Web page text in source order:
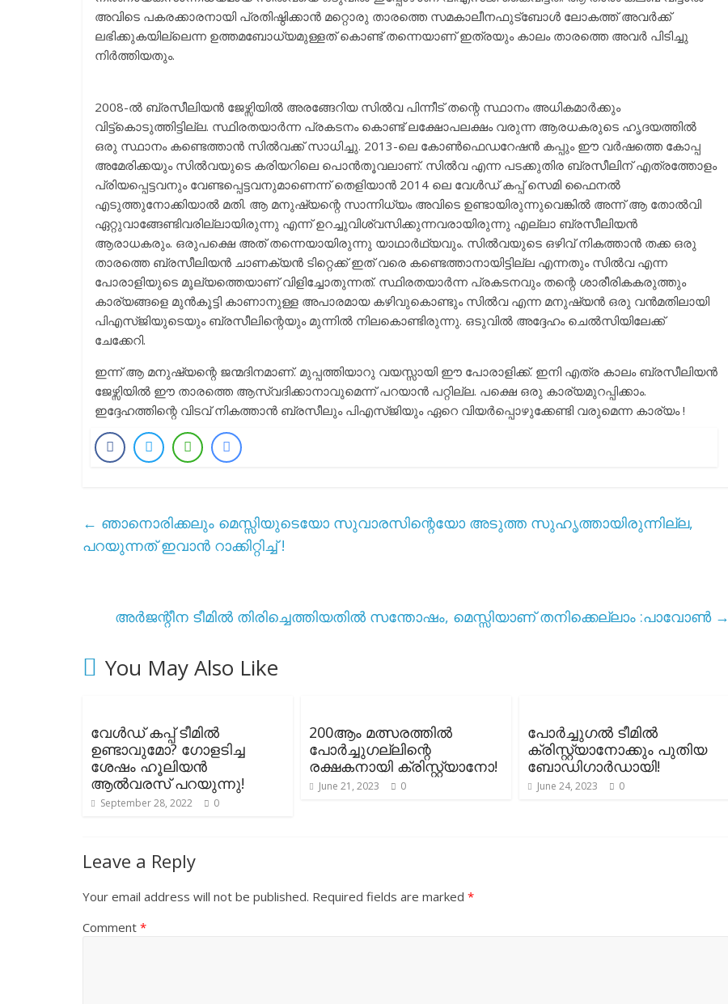
അവിടെ പകരക്കാരനായി പ്രതിഷ്ഠിക്കാൻ മറ്റൊരു താരത്തെ സമകാലീനഫുട്ബോൾ ലോകത്ത് അവർക്ക്
ലഭിക്കുകയില്ലെന്ന ഉത്തമബോധ്യമുള്ളത് കൊണ്ട് തന്നെയാണ് ഇത്രയും കാലം താരത്തെ അവർ പിടിച്ചു
നിർത്തിയതും.
2008-ൽ ബ്രസീലിയൻ ജേഴ്സിയിൽ അരങ്ങേറിയ സിൽവ പിന്നീട് തന്റെ സ്ഥാനം അധികമാർക്കും
വിട്ട്കൊടുത്തിട്ടില്ല. സ്ഥിരതയാർന്ന പ്രകടനം കൊണ്ട് ലക്ഷോപലക്ഷം വരുന്ന ആരധകരുടെ ഹൃദയത്തിൽ
ഒരു സ്ഥാനം കണ്ടെത്താൻ സിൽവക്ക് സാധിച്ചു. 2013-ലെ കോൺഫെഡറേഷൻ കപ്പും ഈ വർഷത്തെ കോപ്പ
അമേരിക്കയും സിൽവയുടെ കരിയറിലെ പൊൻതൂവലാണ്. സിൽവ എന്ന പടക്കുതിര ബ്രസീലിന് എത്രത്തോളം
പ്രിയപ്പെട്ടവനും വേണ്ടപ്പെട്ടവനുമാണെന്ന് തെളിയാൻ 2014 ലെ വേൾഡ് കപ്പ് സെമി ഫൈനൽ
എടുത്തുനോക്കിയാൽ മതി. ആ മനുഷ്യന്റെ സാന്നിധ്യം അവിടെ ഉണ്ടായിരുന്നുവെങ്കിൽ അന്ന് ആ തോൽവി
ഏറ്റുവാങ്ങേണ്ടിവരില്ലായിരുന്നു എന്ന് ഉറച്ചുവിശ്വസിക്കുന്നവരായിരുന്നു എല്ലാ ബ്രസീലിയൻ
ആരാധകരും. ഒരുപക്ഷെ അത് തന്നെയായിരുന്നു യാഥാർഥ്യവും. സിൽവയുടെ ഒഴിവ് നികത്താൻ തക്ക ഒരു
താരത്തെ ബ്രസീലിയൻ ചാണക്യൻ ടിറ്റെക്ക് ഇത് വരെ കണ്ടെത്താനായിട്ടില്ല എന്നതും സിൽവ എന്ന
പോരാളിയുടെ മൂല്യത്തെയാണ് വിളിച്ചോതുന്നത്. സ്ഥിരതയാർന്ന പ്രകടനവും തന്റെ ശാരീരികകരുത്തും
കാര്യങ്ങളെ മുൻകൂട്ടി കാണാനുള്ള അപാരമായ കഴിവുകൊണ്ടും സിൽവ എന്ന മനുഷ്യൻ ഒരു വൻമതിലായി
പിഎസ്ജിയുടെയും ബ്രസീലിന്റെയും മുന്നിൽ നിലകൊണ്ടിരുന്നു. ഒടുവിൽ അദ്ദേഹം ചെൽസിയിലേക്ക്
ചേക്കേറി.
ഇന്ന് ആ മനുഷ്യന്റെ ജന്മദിനമാണ്. മുപ്പത്തിയാറു വയസ്സായി ഈ പോരാളിക്ക്. ഇനി എത്ര കാലം ബ്രസീലിയൻ
ജേഴ്സിയിൽ ഈ താരത്തെ ആസ്വദിക്കാനാവുമെന്ന് പറയാൻ പറ്റില്ല. പക്ഷെ ഒരു കാര്യമുറപ്പിക്കാം.
ഇദ്ദേഹത്തിന്റെ വിടവ് നികത്താൻ ബ്രസീലും പിഎസ്ജിയും ഏറെ വിയർപ്പൊഴുക്കേണ്ടി വരുമെന്ന കാര്യം !
← ഞാനൊരിക്കലും മെസ്സിയുടെയോ സുവാരസിന്റെയോ അടുത്ത സുഹൃത്തായിരുന്നില്ല,
പറയുന്നത് ഇവാൻ റാക്കിറ്റിച്ച് !
അർജന്റീന ടീമിൽ തിരിച്ചെത്തിയതിൽ സന്തോഷം, മെസ്സിയാണ് തനിക്കെല്ലാം :പാവോൺ →
You May Also Like
വേൾഡ് കപ്പ് ടീമിൽ
ഉണ്ടാവുമോ? ഗോളടിച്ച
ശേഷം ഹൂലിയൻ
ആൽവരസ് പറയുന്നു!
September 28, 2022 0
200ആം മത്സരത്തിൽ
പോർച്ചുഗല്ലിന്റെ
രക്ഷകനായി ക്രിസ്റ്റ്യാനോ!
June 21, 2023 0
പോർച്ചുഗൽ ടീമിൽ
ക്രിസ്റ്റ്യാനോക്കും പുതിയ
ബോഡിഗാർഡായി!
June 24, 2023 0
Leave a Reply
Your email address will not be published. Required fields are marked *
Comment *